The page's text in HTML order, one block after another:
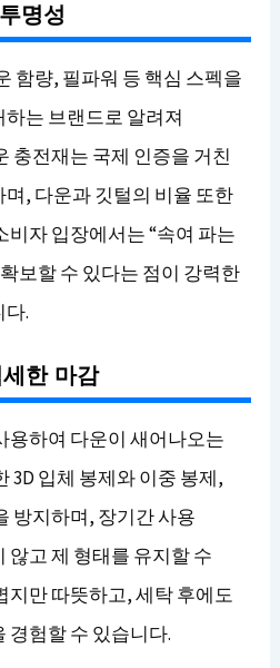
명성
함량, 필파워 등 핵심 스펙을
는 브랜드로 알려져
충전재는 국제 인증을 거친
, 다운과 깃털의 비율 또한
비자 입장에서는 “속여 파는
보할 수 있다는 점이 강력한
다.
한 마감
용하여 다운이 새어나오는
3D 입체 봉제와 이중 봉제,
방지하며, 장기간 사용
고 제 형태를 유지할 수
지만 따뜻하고, 세탁 후에도
경험할 수 있습니다.